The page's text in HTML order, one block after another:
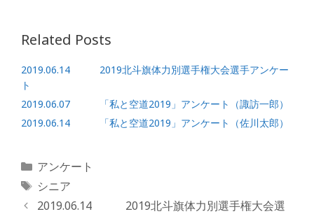
Related Posts
2019.06.14 2019北斗旗体力別選手権大会選手アンケー
ト
2019.06.07 「私と空道2019」アンケート（諏訪一郎）
2019.06.14 「私と空道2019」アンケート（佐川太郎）
カ
テ
ゴ
アンケート
タ
グ
シニア
2019.06.14 2019北斗旗体力別選手権大会選